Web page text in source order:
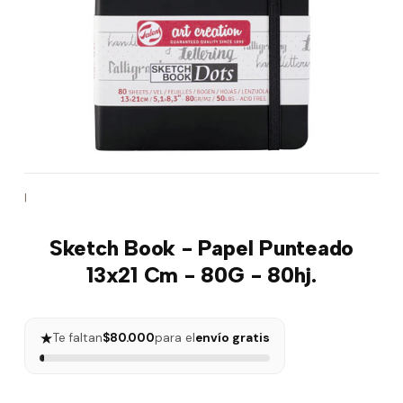
|
Sketch Book - Papel Punteado
13x21 Cm - 80G - 80hj.
★Te faltan$80.000para elenvío gratis